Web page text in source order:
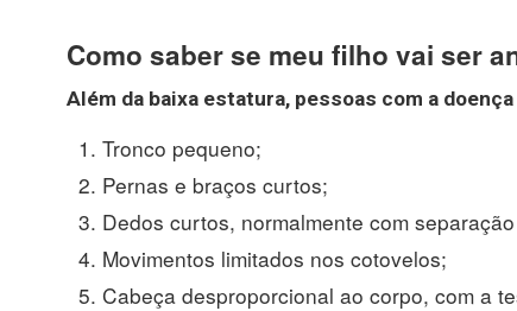
Como saber se meu filho vai ser
Além da baixa estatura, pessoas com a
Tronco pequeno;
Pernas e braços curtos;
Dedos curtos, normalmente com
Movimentos limitados nos cotovelos;
Cabeça desproporcional ao corpo, com a